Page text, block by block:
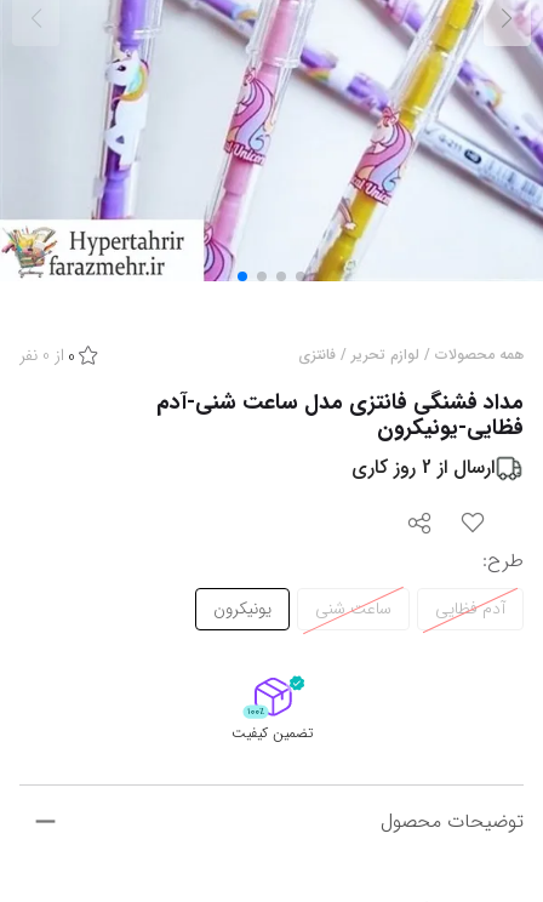
همه محصولات / لوازم تحریر / فانتزی 0 از 0 نفر
مداد فشنگی فانتزی مدل ساعت شنی-آدم
فظایی-یونیکرون
ارسال از 2 روز کاری
طرح:
آدم فظایی ساعت شنی یونیکرون
تضمین کیفیت
توضیحات محصول